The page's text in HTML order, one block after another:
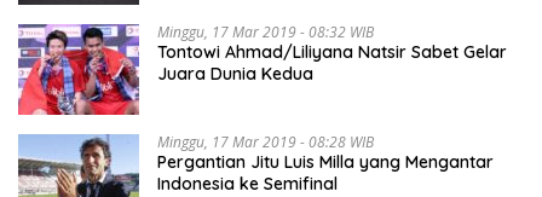
Minggu, 17 Mar 2019 - 08:32 WIB
Tontowi Ahmad/Liliyana Natsir Sabet Gelar
Juara Dunia Kedua
Minggu, 17 Mar 2019 - 08:28 WIB
Pergantian Jitu Luis Milla yang Mengantar
Indonesia ke Semifinal